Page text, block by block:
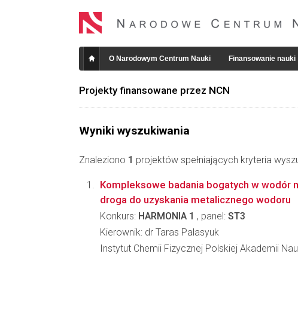
O Narodowym Centrum Nauki Finansowanie nauki
Projekty finansowane przez NCN
Wyniki wyszukiwania
Znaleziono 1 projektów spełniających kryteria
Kompleksowe badania bogatych w wodór
droga do uzyskania metalicznego wodoru
Konkurs: HARMONIA 1 , panel: ST3
Kierownik: dr Taras Palasyuk
Instytut Chemii Fizycznej Polskiej Akademii